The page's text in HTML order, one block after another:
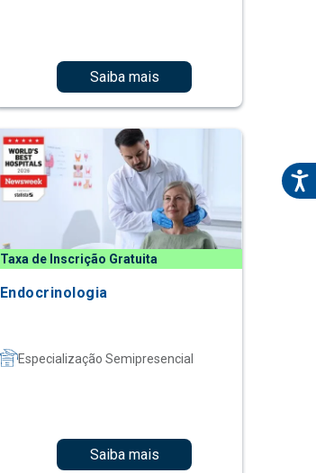
Saiba mais
Taxa de Inscrição Gratuita
Endocrinologia
Especialização Semipresencial
Saiba mais